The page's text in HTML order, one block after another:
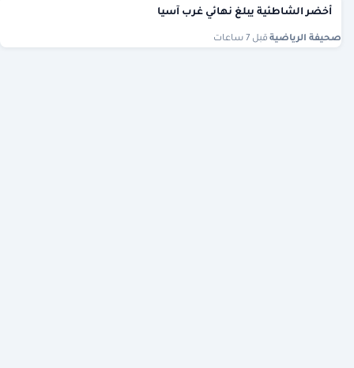
أخضر الشاطئية يبلغ نهائي غرب آسيا
صحيفة الرياضية قبل 7 ساعات